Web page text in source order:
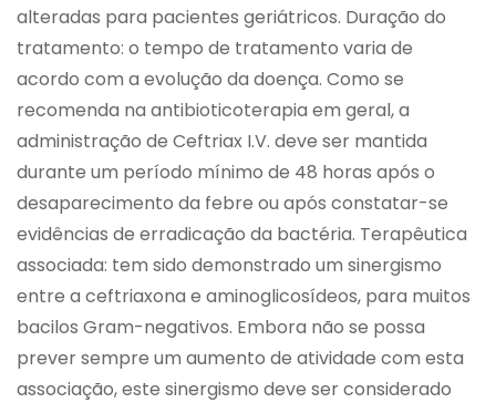
alteradas para pacientes geriátricos. Duração do
tratamento: o tempo de tratamento varia de
acordo com a evolução da doença. Como se
recomenda na antibioticoterapia em geral, a
administração de Ceftriax I.V. deve ser mantida
durante um período mínimo de 48 horas após o
desaparecimento da febre ou após constatar-se
evidências de erradicação da bactéria. Terapêutica
associada: tem sido demonstrado um sinergismo
entre a ceftriaxona e aminoglicosídeos, para muitos
bacilos Gram-negativos. Embora não se possa
prever sempre um aumento de atividade com esta
associação, este sinergismo deve ser considerado